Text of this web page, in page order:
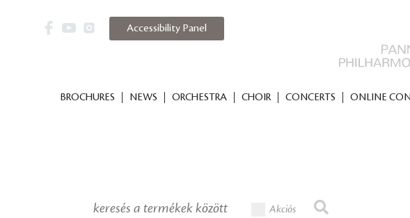
BROCHURES NEWS ORCHESTRA CHOIR CONCERTS ONLINE
Accessibility Panel
PERFUME
BŐVEBBEN
BOOKS FOR MUSIC-
BŐVEBBEN
Akciós